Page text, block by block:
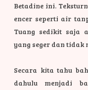
Betadine ini.
encer seperti air
Tuang sedikit saja
yang seger dan tidak
Secara kita tahu
dahulu menjadi